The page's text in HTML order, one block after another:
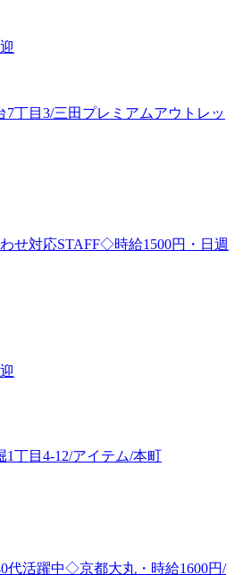
丁目3/三田プレミアムアウトレッ
せ対応STAFF◇時給1500円・日週
丁目4-12/アイテム/本町
代活躍中◇京都大丸・時給1600円/